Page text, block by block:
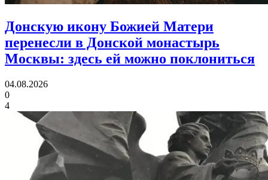
Донскую икону Божией Матери
перенесли в Донской монастырь
Москвы: здесь ей можно поклониться
04.08.2026
0
4